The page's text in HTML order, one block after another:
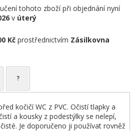
tohoto zboží při objednání nyní
v úterý
Kč prostřednictvím Zásilkovna
?
kočičí WC z PVC. Očistí tlapky a
a kousky z podestýlky se nelepí,
Je doporučeno ji používat rovněž